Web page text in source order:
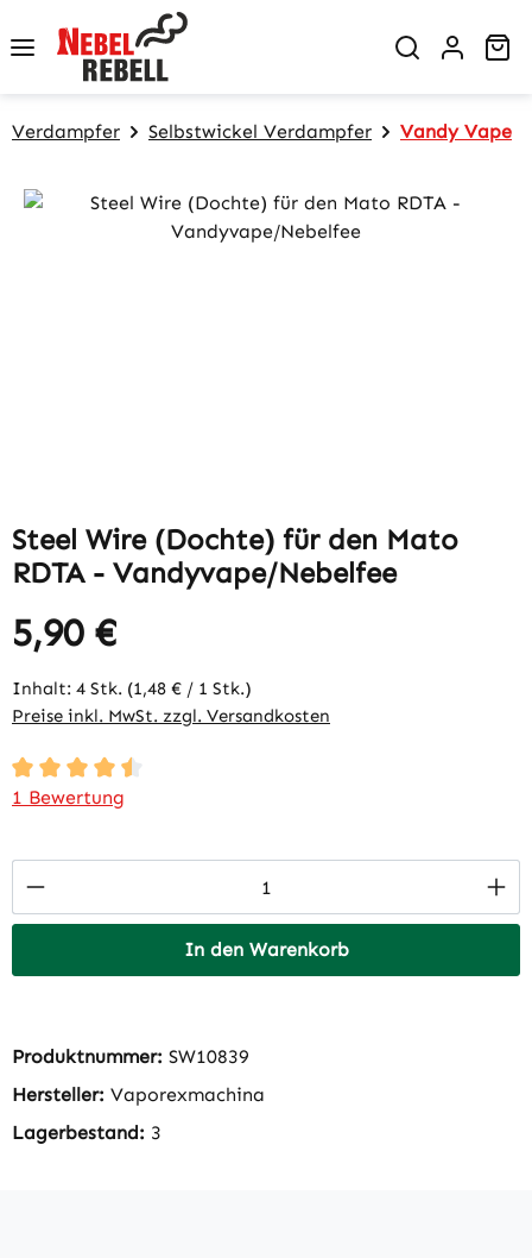
Zum Hauptinhalt springen
Verdampfer Selbstwickel Verdampfer Vandy Vape
Steel Wire (Dochte) für den Mato
RDTA - Vandyvape/Nebelfee
Regulärer Preis:
5,90 €
Inhalt: 4 Stk. (1,48 € / 1 Stk.)
Preise inkl. MwSt. zzgl. Versandkosten
Durchschnittliche Bewertung von 4.5 von 5 Sternen
1 Bewertung
Produkt Anzahl: Gib den gewünschten
In den Warenkorb
Produktnummer: SW10839
Hersteller: Vaporexmachina
Lagerbestand: 3